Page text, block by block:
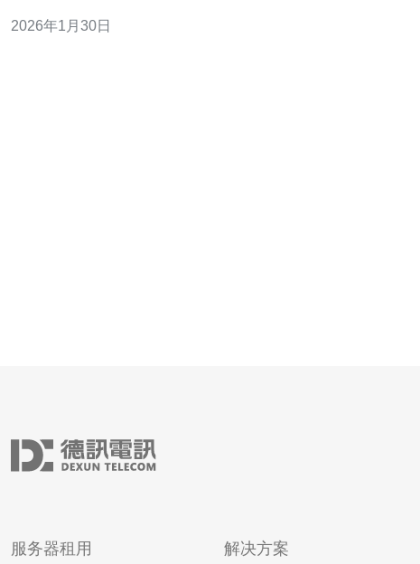
文将从性价比的角度出发，详细评测新加坡市场上几款价
2026年1月30日
服务器租用 解决方案